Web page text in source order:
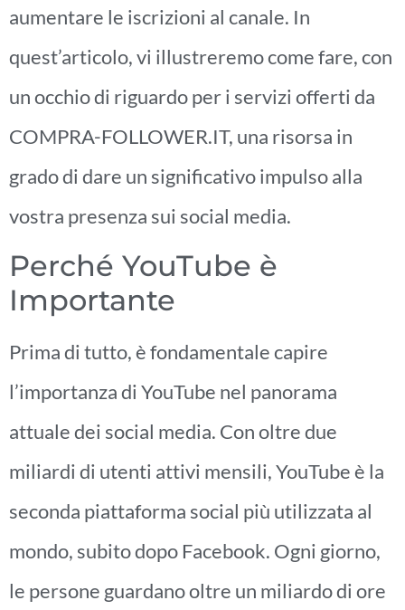
aumentare le iscrizioni al canale. In
quest’articolo, vi illustreremo come fare, con
un occhio di riguardo per i servizi offerti da
COMPRA-FOLLOWER.IT, una risorsa in
grado di dare un significativo impulso alla
vostra presenza sui social media.
Perché YouTube è
Importante
Prima di tutto, è fondamentale capire
l’importanza di YouTube nel panorama
attuale dei social media. Con oltre due
miliardi di utenti attivi mensili, YouTube è la
seconda piattaforma social più utilizzata al
mondo, subito dopo Facebook. Ogni giorno,
le persone guardano oltre un miliardo di ore